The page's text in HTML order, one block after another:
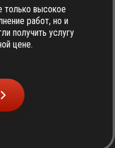
высокое
работ, но и
получить услугу
цене.